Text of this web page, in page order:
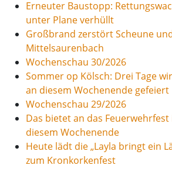
Erneuter Baustopp:
unter Plane verhüllt
Großbrand zerstört Scheune
Mittelsaurenbach
Wochenschau 30/2026
Sommer op Kölsch: Drei Tage
an diesem Wochenende gefeiert
Wochenschau 29/2026
Das bietet an das
diesem Wochenende
Heute lädt die „Layla bringt ein
zum Kronkorkenfest